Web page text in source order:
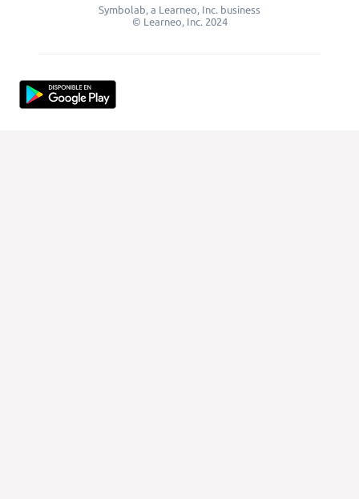
Symbolab, a Learneo, Inc. business
© Learneo, Inc. 2024